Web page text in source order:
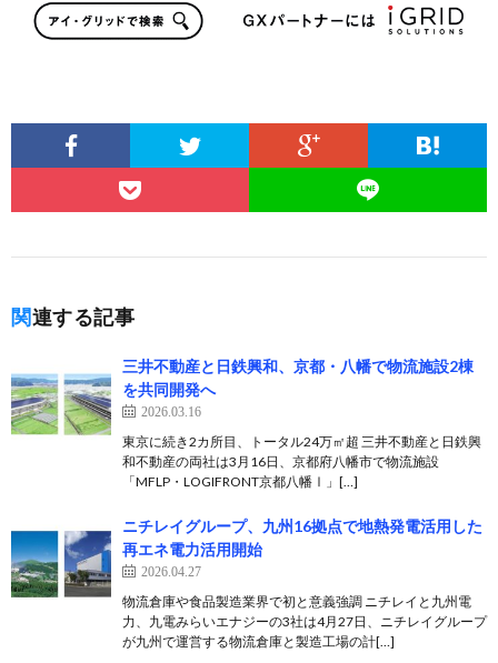
関連する記事
三井不動産と日鉄興和、京都・八幡で物流施設2棟
を共同開発へ
2026.03.16
東京に続き2カ所目、トータル24万㎡超 三井不動産と日鉄興
和不動産の両社は3月16日、京都府八幡市で物流施設
「MFLP・LOGIFRONT京都八幡Ⅰ」[…]
ニチレイグループ、九州16拠点で地熱発電活用した
再エネ電力活用開始
2026.04.27
物流倉庫や食品製造業界で初と意義強調 ニチレイと九州電
力、九電みらいエナジーの3社は4月27日、ニチレイグループ
が九州で運営する物流倉庫と製造工場の計[…]